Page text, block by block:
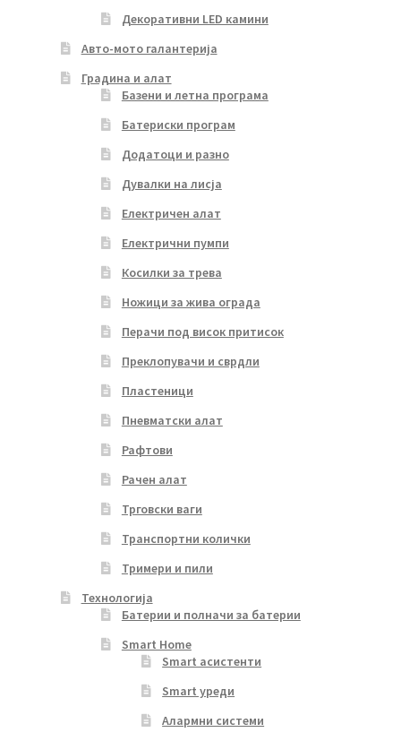
Декоративни LED камини
Авто-мото галантерија
Градина и алат
Базени и летна програма
Батериски програм
Додатоци и разно
Дувалки на лисја
Електричен алат
Електрични пумпи
Косилки за трева
Ножици за жива ограда
Перачи под висок притисок
Преклопувачи и сврдли
Пластеници
Пневматски алат
Рафтови
Рачен алат
Трговски ваги
Транспортни колички
Тримери и пили
Технологија
Батерии и полначи за батерии
Smart Home
Smart асистенти
Smart уреди
Алармни системи